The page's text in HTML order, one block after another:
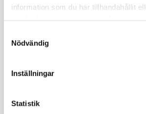
information som du har tillhandahållit
Nödvändig
Inställningar
Statistik
Klarna Konto
Klarna checkout
För alla medborgare som är bosatta